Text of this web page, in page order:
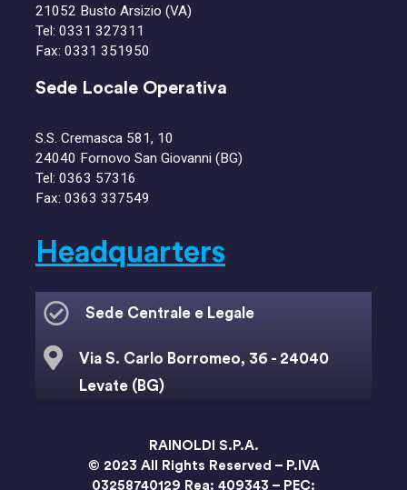
21052 Busto Arsizio (VA)
Tel: 0331 327311
Fax: 0331 351950
Sede Locale Operativa
S.S. Cremasca 581, 10
24040 Fornovo San Giovanni (BG)
Tel: 0363 57316
Fax: 0363 337549
Headquarters
Sede Centrale e Legale
Via S. Carlo Borromeo, 36 - 24040
Levate (BG)
+39 (035) 2682 111
RAINOLDI S.P.A.
© 2023 All Rights Reserved – P.IVA
03258740129 Rea: 409343 – PEC: